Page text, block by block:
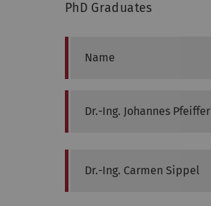
PhD Graduates
Name
Dr.-Ing. Johannes Pfeiffer
Dr.-Ing. Carmen Sippel